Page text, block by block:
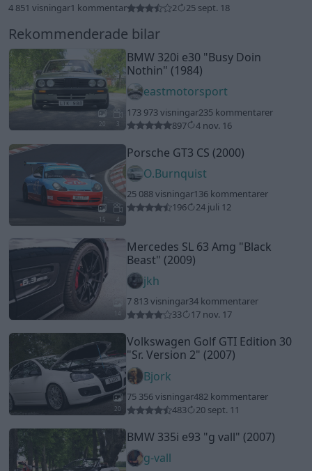
4 851 visningar1 kommentar 2 25 sept. 18
Rekommenderade bilar
20 3
BMW 320i e30 "Busy Doin
Nothin" (1984)
eastmotorsport
173 973 visningar235 kommentarer
897
4 nov. 16
15 4
Porsche GT3 CS (2000)
O.Burnquist
25 088 visningar136 kommentarer
196
24 juli 12
Mercedes SL 63 Amg "Black
Beast" (2009)
jkh
7 813 visningar34 kommentarer
33
17 nov. 17
20
Volkswagen Golf GTI Edition 30
"Sr. Version 2" (2007)
Bjork
75 356 visningar482 kommentarer
483
20 sept. 11
BMW 335i e93 "g vall" (2007)
g-vall